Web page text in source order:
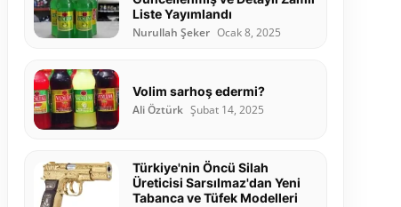
Liste Yayımlandı
Nurullah Şeker Ocak 8, 2025
Volim sarhoş edermi?
Ali Öztürk Şubat 14, 2025
Türkiye'nin Öncü Silah
Üreticisi Sarsılmaz'dan Yeni
Tabanca ve Tüfek Modelleri